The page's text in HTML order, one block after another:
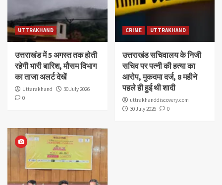
UTTRAKHAND
उत्तराखंड में 5 अगस्त तक होती
रहेगी भारी बारिश, मौसम विभाग
का ताजा अलर्ट देखें
Uttarakhand
30 July 2026
0
CRIME UTTRAKHAND
उत्तराखंड सचिवालय के निजी
सचिव पर पत्नी की हत्या का
आरोप, मुकदमा दर्ज, 8 महीने
पहले ही हुई थी शादी
uttrakhanddiscovery.com
30 July 2026
0